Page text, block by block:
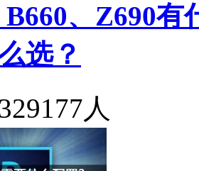
、Z690有
选？
人